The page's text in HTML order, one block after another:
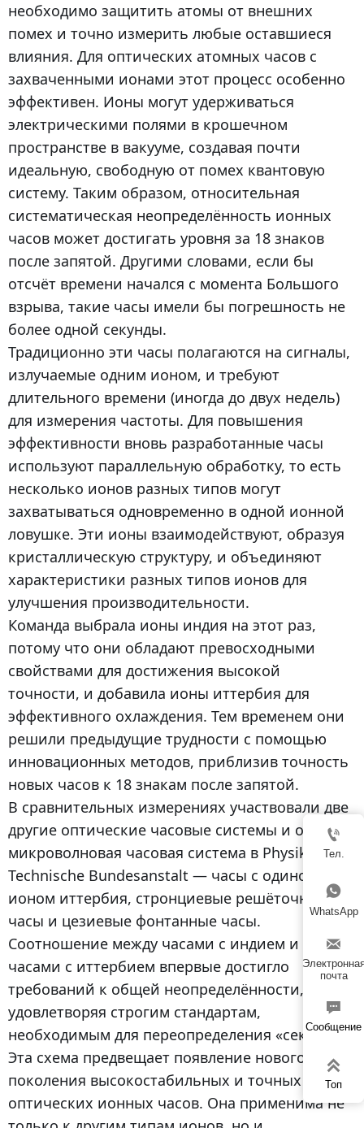
необходимо защитить атомы от внешних
помех и точно измерить любые оставшиеся
влияния. Для оптических атомных часов с
захваченными ионами этот процесс особенно
эффективен. Ионы могут удерживаться
электрическими полями в крошечном
пространстве в вакууме, создавая почти
идеальную, свободную от помех квантовую
систему. Таким образом, относительная
систематическая неопределённость ионных
часов может достигать уровня за 18 знаков
после запятой. Другими словами, если бы
отсчёт времени начался с момента Большого
взрыва, такие часы имели бы погрешность не
более одной секунды.
Традиционно эти часы полагаются на сигналы,
излучаемые одним ионом, и требуют
длительного времени (иногда до двух недель)
для измерения частоты. Для повышения
эффективности вновь разработанные часы
используют параллельную обработку, то есть
несколько ионов разных типов могут
захватываться одновременно в одной ионной
ловушке. Эти ионы взаимодействуют, образуя
кристаллическую структуру, и объединяют
характеристики разных типов ионов для
улучшения производительности.
Команда выбрала ионы индия на этот раз,
потому что они обладают превосходными
свойствами для достижения высокой
точности, и добавила ионы иттербия для
эффективного охлаждения. Тем временем они
решили предыдущие трудности с помощью
инновационных методов, приблизив точность
новых часов к 18 знакам после запятой.
В сравнительных измерениях участвовали две
другие оптические часовые системы и одна
микроволновая часовая система в Physikalisch-
Technische Bundesanstalt — часы с одиночным
ионом иттербия, стронциевые решёточные
часы и цезиевые фонтанные часы.
Соотношение между часами с индием и
часами с иттербием впервые достигло
требований к общей неопределённости,
удовлетворяя строгим стандартам,
необходимым для переопределения «секунды».
Эта схема предвещает появление нового
поколения высокостабильных и точных
оптических ионных часов. Она применима не

Тел.

WhatsApp

почта

Сообщение

Топ